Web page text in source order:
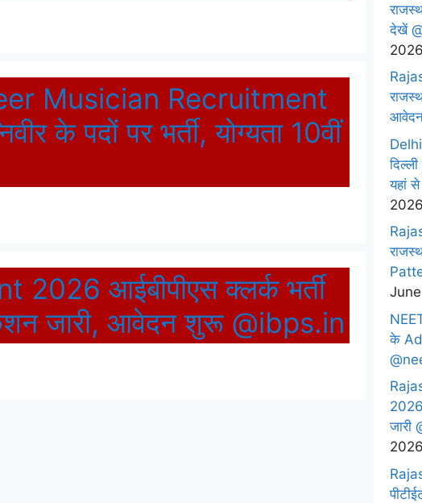
Musician Recruitment
के पदों पर भर्ती, योग्यता 10वीं
आईबीपीएस क्लर्क भर्ती
जारी, आवेदन शुरू @ibps.in
देखें
2026
यहां
2026
के
2026